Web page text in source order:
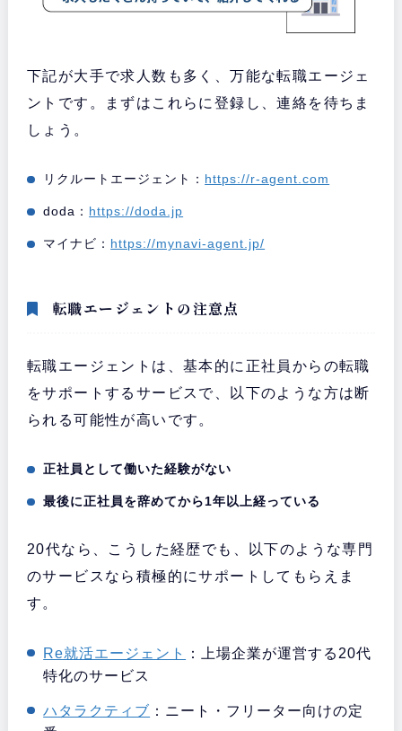
下記が大手で求人数も多く、万能な転職エージェ
ントです。まずはこれらに登録し、連絡を待ちま
しょう。
リクルートエージェント： https://r-agent.com
doda： https://doda.jp
マイナビ： https://mynavi-agent.jp/
転職エージェントの注意点
転職エージェントは、基本的に正社員からの転職
をサポートするサービスで、以下のような方は断
られる可能性が高いです。
正社員として働いた経験がない
最後に正社員を辞めてから1年以上経っている
20代なら、こうした経歴でも、以下のような専門
のサービスなら積極的にサポートしてもらえま
す。
Re就活エージェント
：上場企業が運営する20代
特化のサービス
ハタラクティブ ：ニート・フリーター向けの定